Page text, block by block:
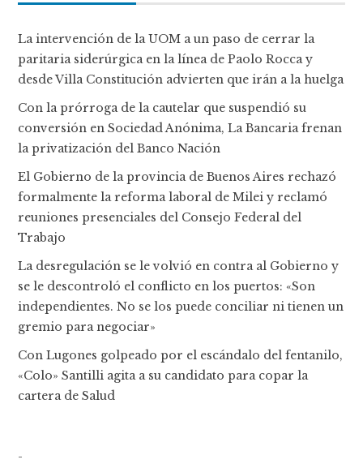
La intervención de la UOM a un paso de cerrar la
paritaria siderúrgica en la línea de Paolo Rocca y
desde Villa Constitución advierten que irán a la huelga
Con la prórroga de la cautelar que suspendió su
conversión en Sociedad Anónima, La Bancaria frenan
la privatización del Banco Nación
El Gobierno de la provincia de Buenos Aires rechazó
formalmente la reforma laboral de Milei y reclamó
reuniones presenciales del Consejo Federal del
Trabajo
La desregulación se le volvió en contra al Gobierno y
se le descontroló el conflicto en los puertos: «Son
independientes. No se los puede conciliar ni tienen un
gremio para negociar»
Con Lugones golpeado por el escándalo del fentanilo,
«Colo» Santilli agita a su candidato para copar la
cartera de Salud
-